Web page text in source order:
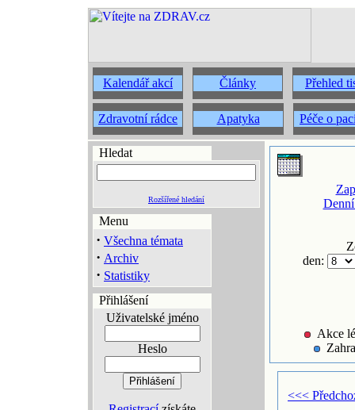
Kalendář akcí Články Přehled
Zdravotní rádce Apatyka Péče o
Hledat
Rozšířené hledání
Menu
· Všechna témata
· Archiv
· Statistiky
Přihlášení
Uživatelské jméno
Heslo
den:
Akce
<<<